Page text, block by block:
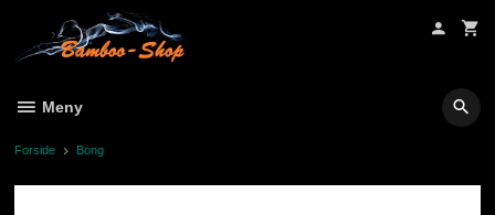
innholdet
Meny
Forside Bong